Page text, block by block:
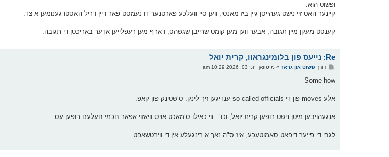
ופשוט הוא.
קיינער האט זיי נישט געהייסן גיין ביז מאנסי, ווען סיי וועלכע פארטנער דו נעמסט פאר דיין דריל האסטו גענומען א צד.
קענסט מעקן מיין תגובה, אבער ווען מען קומט שרייבן שגשהס, דארף מען רעפלייען אדער באריכטן די תגובה.
Re: נייעס פון בלומינגראוו, קרית יואל
פ
ו
דורך פשוט און גראד» מיטוואך יוני 03, 2026 10:29 am
Some how
אלע moves פון די so called officials ענדיגען זיך לינק. ס‘שטינק פון קאפ.
אנגעהויבען מיטן נישט רופען קרית יואל, וכו‘ - ווי כאילו ס‘מאכט אויס וויאזוי אפאר חכמי חעלעם רופען עס.
לגבי די פייער דיפאט סאמוטעכע, איז ס"ה נאך א רינגעלע אין די ווירטשאפט.